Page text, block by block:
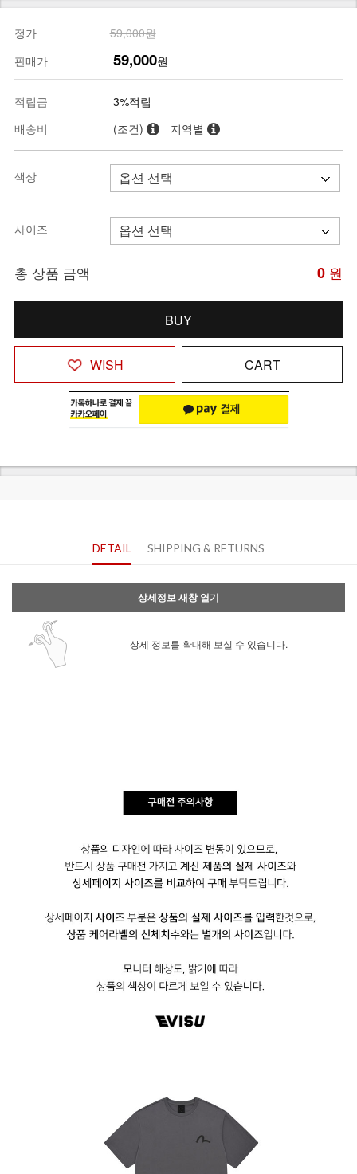
정가
59,000원
판매가
59,000원
적립금
3%적립
배송비
(조건) 지역별
색상
사이즈
총 상품 금액 0 원
BUY
WISH CART
DETAIL SHIPPING & RETURNS
상세정보 새창 열기
상세 정보를 확대해 보실 수 있습니다.